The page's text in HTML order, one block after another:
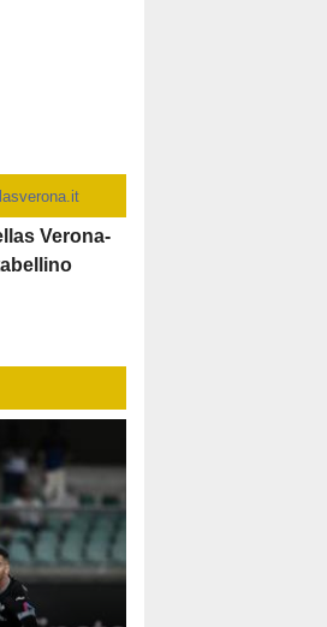
Verona-